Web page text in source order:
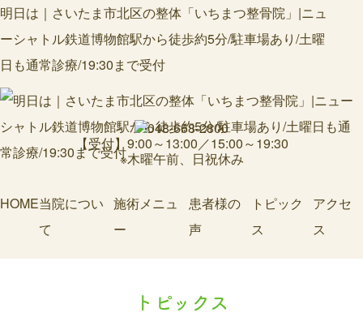
明日は｜さいたま市北区の整体「いちまつ整骨院」|ニュ
ーシャトル鉄道博物館駅から徒歩約5分/駐車場あり/土曜
日も通常診療/19:30まで受付
【受付】9:00～13:00／15:00～19:30
※木曜午前、日祝休み
HOME当院につい
て
施術メニュ
ー
患者様の
声
トピック
ス
アクセ
ス
トピックス